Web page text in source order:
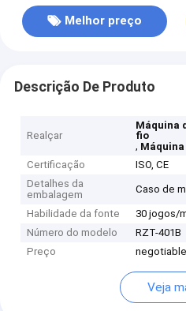
Melhor preço
Descrição De Produto
Realçar
Máquina
fio
,
Certificação
ISO, CE
Detalhes da
embalagem
Caso de
Habilidade da fonte
30 jogos/
Número do modelo
RZT-401B
Preço
negotiable
Veja